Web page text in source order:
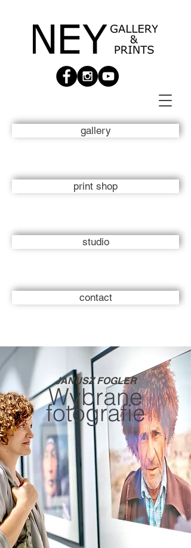
gallery
print shop
studio
contact
JANUSZ FOGLER
Wybrane
fotografie